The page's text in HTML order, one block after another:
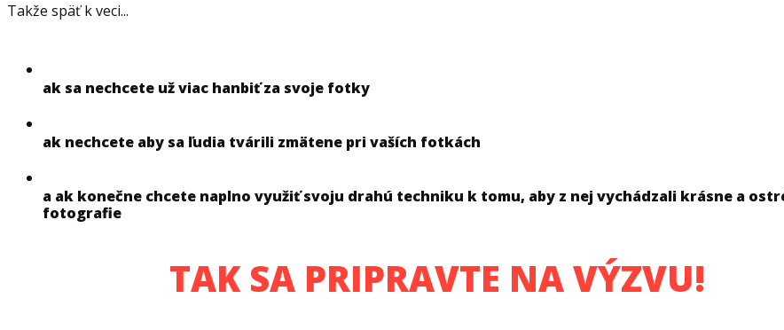
Takže späť k veci...
ak sa nechcete už viac hanbiť za svoje fotky
ak nechcete aby sa ľudia tvárili zmätene pri vaších fotkách
a ak konečne chcete naplno využiť svoju drahú techniku k tomu, aby z nej vychádzali krásne a
fotografie
TAK SA PRIPRAVTE NA VÝZVU!